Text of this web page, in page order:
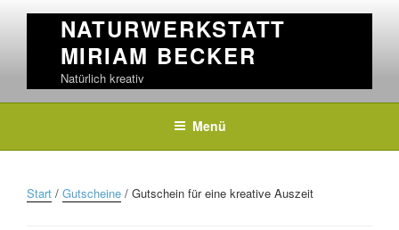
NATURWERKSTATT
MIRIAM BECKER
Natürlich kreativ
Menü
Start / Gutscheine / Gutschein für eine kreative Auszeit